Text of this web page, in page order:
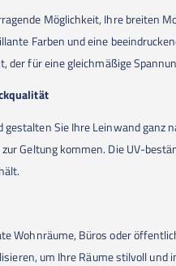
Möglichkeit, Ihre breiten
Farben und eine
für eine gleichmäßige
Sie Ihre Leinwand
Geltung kommen. Die UV-
Wohnräume, Büros oder
um Ihre Räume stilvoll